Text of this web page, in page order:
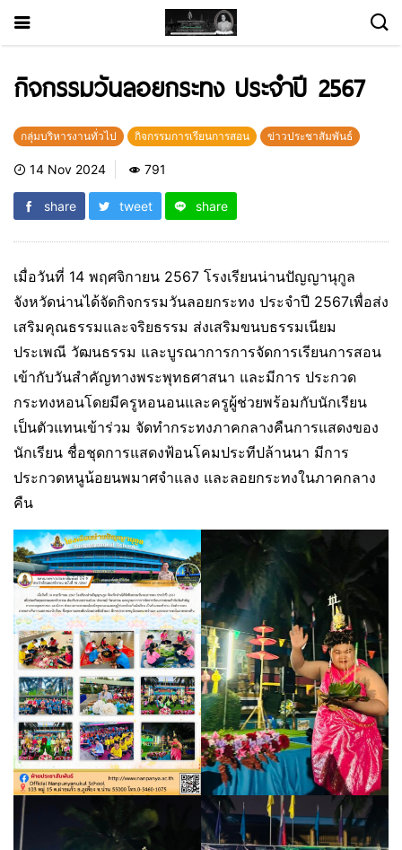
กิจกรรมวันลอยกระทง ประจำปี 2567
กลุ่มบริหารงานทั่วไป กิจกรรมการเรียนการสอน ข่าวประชาสัมพันธ์
14 Nov 2024 791
share tweet share
เมื่อวันที่ 14 พฤศจิกายน 2567 โรงเรียนน่านปัญญานุกูล
จังหวัดน่านได้จัดกิจกรรมวันลอยกระทง ประจำปี 2567เพื่อส่ง
เสริมคุณธรรมและจริยธรรม ส่งเสริมขนบธรรมเนียม
ประเพณี วัฒนธรรม และบูรณาการการจัดการเรียนการสอน
เข้ากับวันสำคัญทางพระพุทธศาสนา และมีการ ประกวด
กระทงหอนโดยมีครูหอนอนและครูผู้ช่วยพร้อมกับนักเรียน
เป็นตัวแทนเข้าร่วม จัดทำกระทงภาคกลางคืนการแสดงของ
นักเรียน ชื่อชุดการแสดงฟ้อนโคมประทีปล้านนา มีการ
ประกวดหนูน้อยนพมาศจำแลง และลอยกระทงในภาคกลาง
คืน